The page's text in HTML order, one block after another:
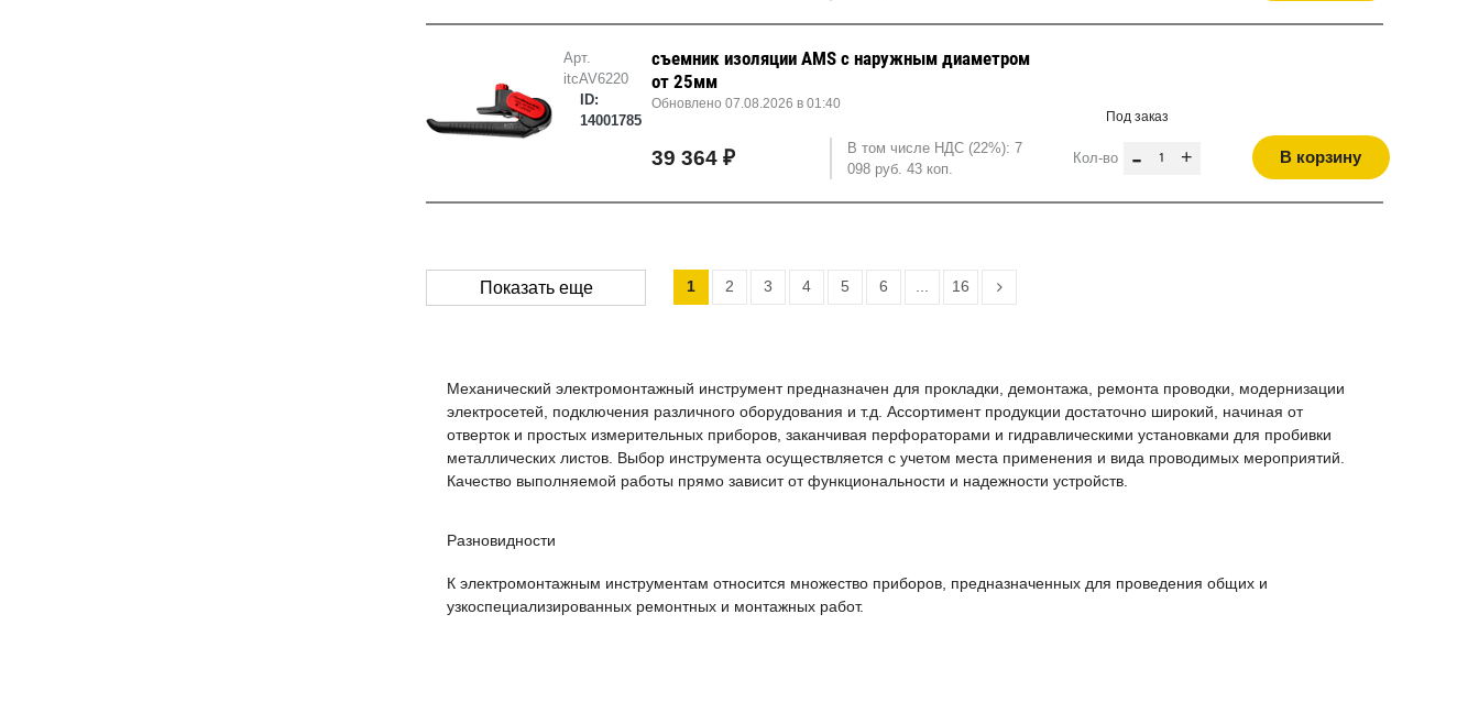
Арт.
itcAV6220
ID:
14001785
съемник изоляции AMS с наружным диаметром
от 25мм
Обновлено 07.08.2026 в 01:40
39 364 ₽
В том числе НДС (22%): 7
098 руб. 43 коп.
Под заказ
Кол-во - + В корзину
Показать еще 1 2 3 4 5 6 16
Механический электромонтажный инструмент предназначен для прокладки, демонтажа, ремонта проводки, модернизации
электросетей, подключения различного оборудования и т.д. Ассортимент продукции достаточно широкий, начиная от
отверток и простых измерительных приборов, заканчивая перфораторами и гидравлическими установками для пробивки
металлических листов. Выбор инструмента осуществляется с учетом места применения и вида проводимых мероприятий.
Качество выполняемой работы прямо зависит от функциональности и надежности устройств.
Разновидности
К электромонтажным инструментам относится множество приборов, предназначенных для проведения общих и
узкоспециализированных ремонтных и монтажных работ.